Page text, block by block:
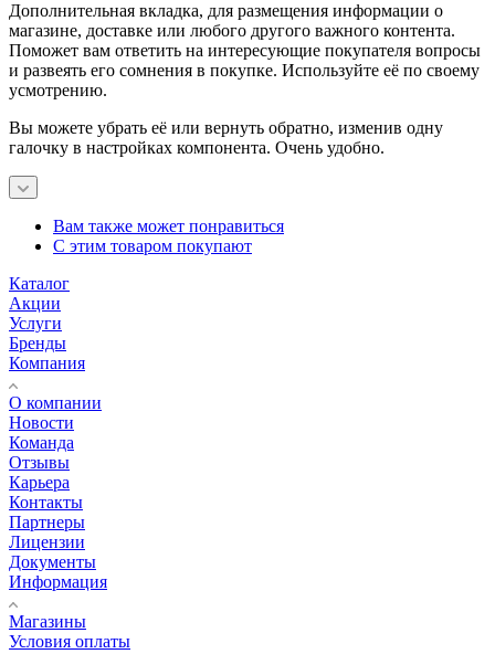
Дополнительная вкладка, для размещения информации о
магазине, доставке или любого другого важного контента.
Поможет вам ответить на интересующие покупателя вопросы
и развеять его сомнения в покупке. Используйте её по своему
усмотрению.
Вы можете убрать её или вернуть обратно, изменив одну
галочку в настройках компонента. Очень удобно.
Вам также может понравиться
С этим товаром покупают
Каталог
Акции
Услуги
Бренды
Компания
О компании
Новости
Команда
Отзывы
Карьера
Контакты
Партнеры
Лицензии
Документы
Информация
Магазины
Условия оплаты